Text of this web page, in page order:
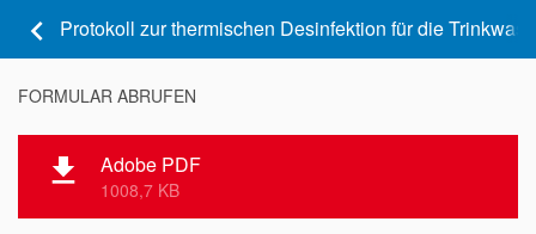
keyboard_arrow_left Protokoll zur thermischen Desinfektion für die
FORMULAR ABRUFEN
file_download Adobe PDF
1008,7 KB